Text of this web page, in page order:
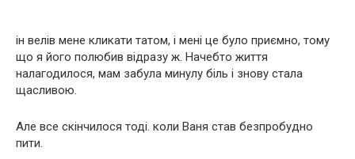
ін велів мене кликати татом, і мені це було приємно, тому
що я його полюбив відразу ж. Начебто життя
налагодилося, мам забула минулу біль і знову стала
щасливою.
Але все скінчилося тоді. коли Ваня став безпробудно
пити.